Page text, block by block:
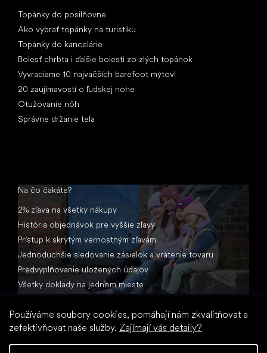
Používáme soubory cookies, pomáhají nám zkvalitňovat a
zefektivňovat naše služby. Zajímají vás detaily?
Topánky do posilňovne
Ako vybrať topánky na turistiku
Topánky do kancelárie
Bolesť chrbta i ďalšie bolesti zo zlých topánok
Vyvraciame 10 najväčších barefoot mýtov!
20 zaujímavostí o ľudskej nohe
Otužovanie nôh
Správne držanie tela
Na čo čakáte?
2% zľava na všetky nákupy
História objednávok pre vyššie zľavy
Prístup k skrytým vernostným zľavám
Jednoduchšie sledovanie zásielok a vrátenie tovaru
Predvyplňovanie uložených údajov
Všetky doklady na jednom mieste